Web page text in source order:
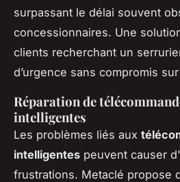
surpassant le délai souvent
concessionnaires. Une
clients recherchant un
d’urgence sans compromis
Réparation de
intelligentes
Les problèmes liés aux
intelligentes peuvent causer
frustrations. Metaclé propose